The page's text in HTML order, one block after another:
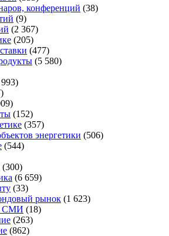
конференций (38)
(9)
(2 367)
(205)
(477)
(5 580)
(152)
(357)
энергетики (506)
(544)
(300)
(6 659)
(33)
рынок (1 623)
СМИ (18)
(263)
(862)